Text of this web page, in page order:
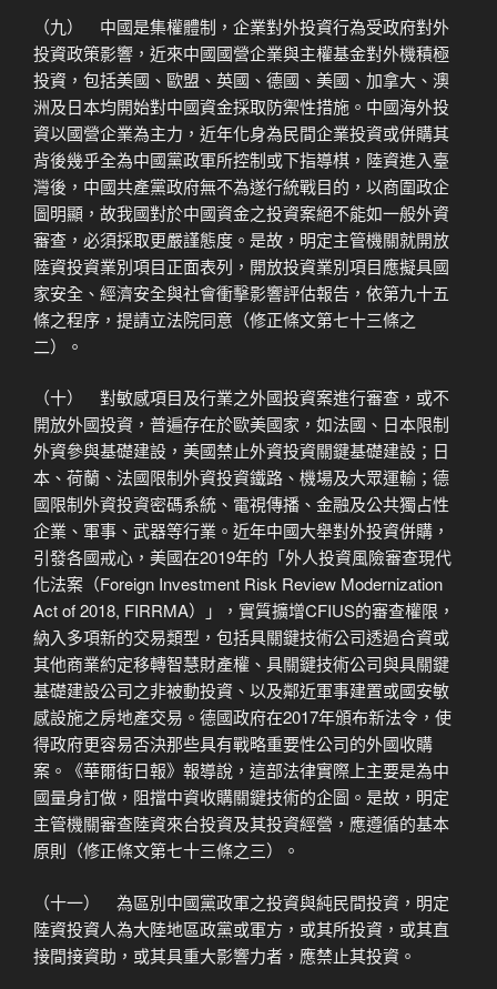
（九） 中國是集權體制，企業對外投資行為受政府對外
投資政策影響，近來中國國營企業與主權基金對外機積極
投資，包括美國、歐盟、英國、德國、美國、加拿大、澳
洲及日本均開始對中國資金採取防禦性措施。中國海外投
資以國營企業為主力，近年化身為民間企業投資或併購其
背後幾乎全為中國黨政軍所控制或下指導棋，陸資進入臺
灣後，中國共產黨政府無不為遂行統戰目的，以商圍政企
圖明顯，故我國對於中國資金之投資案絕不能如一般外資
審查，必須採取更嚴謹態度。是故，明定主管機關就開放
陸資投資業別項目正面表列，開放投資業別項目應擬具國
家安全、經濟安全與社會衝擊影響評估報告，依第九十五
條之程序，提請立法院同意（修正條文第七十三條之
二）。
（十） 對敏感項目及行業之外國投資案進行審查，或不
開放外國投資，普遍存在於歐美國家，如法國、日本限制
外資參與基礎建設，美國禁止外資投資關鍵基礎建設；日
本、荷蘭、法國限制外資投資鐵路、機場及大眾運輸；德
國限制外資投資密碼系統、電視傳播、金融及公共獨占性
企業、軍事、武器等行業。近年中國大舉對外投資併購，
引發各國戒心，美國在2019年的「外人投資風險審查現代
化法案（Foreign Investment Risk Review Modernization
Act of 2018, FIRRMA）」，實質擴增CFIUS的審查權限，
納入多項新的交易類型，包括具關鍵技術公司透過合資或
其他商業約定移轉智慧財產權、具關鍵技術公司與具關鍵
基礎建設公司之非被動投資、以及鄰近軍事建置或國安敏
感設施之房地產交易。德國政府在2017年頒布新法令，使
得政府更容易否決那些具有戰略重要性公司的外國收購
案。《華爾街日報》報導說，這部法律實際上主要是為中
國量身訂做，阻擋中資收購關鍵技術的企圖。是故，明定
主管機關審查陸資來台投資及其投資經營，應遵循的基本
原則（修正條文第七十三條之三）。
（十一） 為區別中國黨政軍之投資與純民間投資，明定
陸資投資人為大陸地區政黨或軍方，或其所投資，或其直
接間接資助，或其具重大影響力者，應禁止其投資。